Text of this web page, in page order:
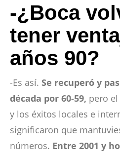
-¿Boca
tener
años 90?
-Es así. Se recuperó y
década por 60-59, pero
y los éxitos locales e
significaron que
números. Entre 2001 y